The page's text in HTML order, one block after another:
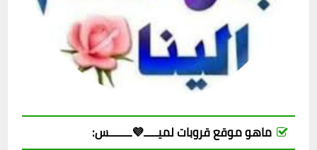
ماهو موقع قروبات لميـــــ💜ــــــــس: